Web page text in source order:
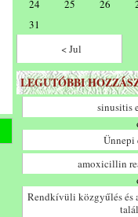
24
25 26
31
< Jul
LEGUTÓBBI
sinusitis
Ünnepi
amoxicillin
Rendkívüli közgyűlés és